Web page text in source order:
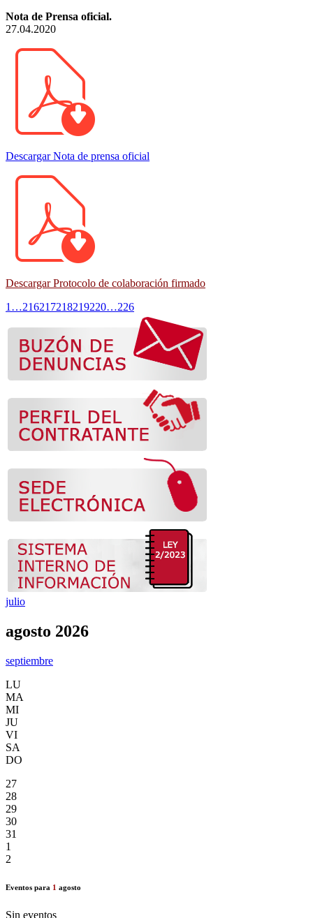
Nota de Prensa oficial.
27.04.2020
Descargar Nota de prensa oficial
DescargarProtocolo de colaboración firmado
1 …216217218219220…226
julio
agosto 2026
septiembre
LU
MA
MI
JU
VI
SA
DO
27
28
29
30
31
1
2
Eventos para 1 agosto
Sin eventos